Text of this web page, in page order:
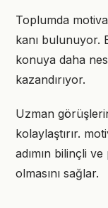
Toplumda
kanı bulunuyor.
konuya daha
kazandırıyor.
Uzman
kolaylaştırır.
adımın bilinçli ve
olmasını sağlar.